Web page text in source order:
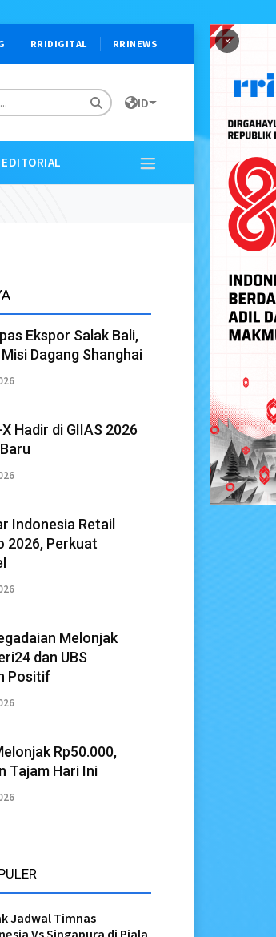
×
RRIDIGITAL RRINEWS
ID
EDITORIAL
Ekspor Salak Bali,
Dagang Shanghai
Hadir di GIIAS 2026
Indonesia Retail
2026, Perkuat
Melonjak
dan UBS
Positif
Rp50.000,
Tajam Hari Ini
Jadwal Timnas